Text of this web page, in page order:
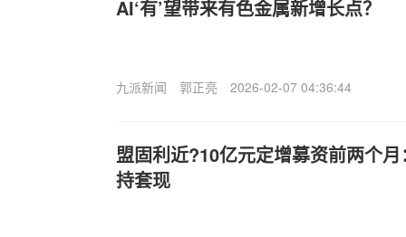
AI‘有’望带来有色金属新增长点？
九派新闻 郭正亮 2026-02-07 04:36:44
盟固利近?10亿元定增募资前两个
持套现